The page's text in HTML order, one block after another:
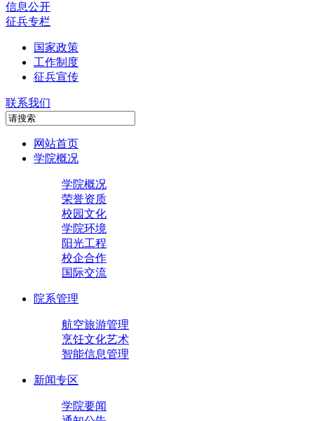
信息公开
征兵专栏
国家政策
工作制度
征兵宣传
联系我们
网站首页
学院概况
学院概况
荣誉资质
校园文化
学院环境
阳光工程
校企合作
国际交流
院系管理
航空旅游管理
烹饪文化艺术
智能信息管理
新闻专区
学院要闻